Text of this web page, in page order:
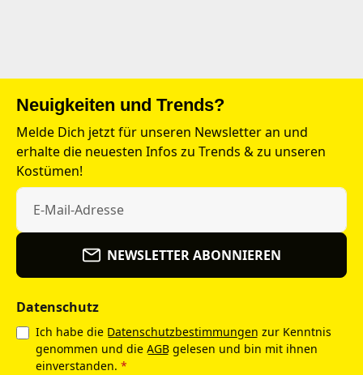
Neuigkeiten und Trends?
Melde Dich jetzt für unseren Newsletter an und
erhalte die neuesten Infos zu Trends & zu unseren
Kostümen!
NEWSLETTER ABONNIEREN
Datenschutz
Ich habe die Datenschutzbestimmungen zur Kenntnis
genommen und die AGB gelesen und bin mit ihnen
einverstanden. *